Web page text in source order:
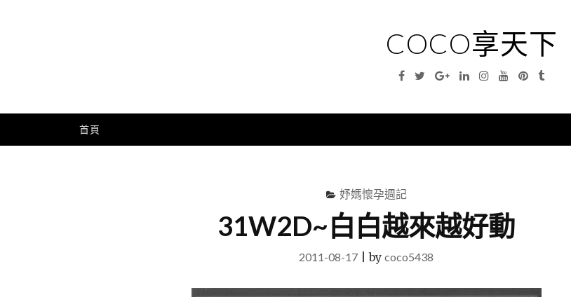
COCO享天下
Facebook
TwitterGoogleLinkedinInstagramYouTubePinterest
Tumblr
首頁
妤媽懷孕週記
31W2D~白白越來越好動
2011-08-17 |by coco5438